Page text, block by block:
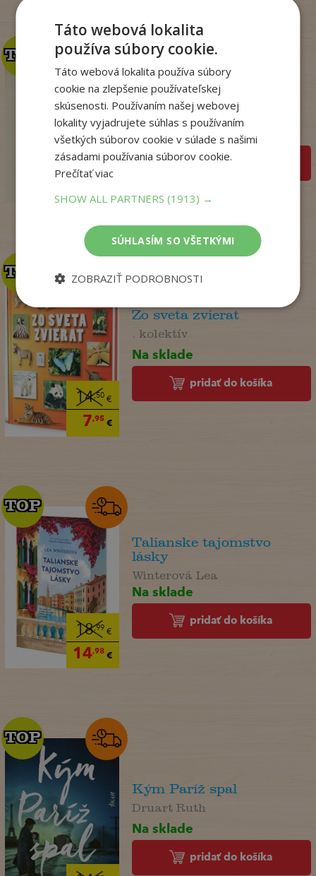
32,90€
TOP
TOP
Mágia, čary a veštby v
ľudovej kultúr...
Nádaská Katarína
Na sklade
pridať do košíka
14,50€
7,95€
TOP
TOP
Zo sveta zvierat
. kolektív
Na sklade
pridať do košíka
18,99 €
14,98€
TOP
TOP
Talianske tajomstvo
lásky
Winterová Lea
Na sklade
pridať do košíka
TOP
TOP
Kým Paríž spal
Druart Ruth
Na sklade
pridať do košíka
Táto webová lokalita
používa súbory cookie.
Táto webová lokalita používa súbory
cookie na zlepšenie používateľskej
skúsenosti. Používaním našej webovej
lokality vyjadrujete súhlas s používaním
všetkých súborov cookie v súlade s našimi
zásadami používania súborov cookie.
Prečítať viac
SHOW ALL PARTNERS(1913) →
SÚHLASÍM SO VŠETKÝMI
ZOBRAZIŤ PODROBNOSTI